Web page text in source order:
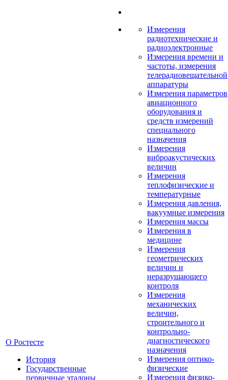
О Ростесте
История
Государственные
первичные эталоны
Измерения
радиотехнические и
радиоэлектронные
Измерения времени и
частоты, измерения
телерадиовещательной
аппаратуры
Измерения параметров
авиационного
оборудования и
средств измерений
специального
назначения
Измерения
виброакустических
величин
Измерения
теплофизические и
температурные
Измерения давления,
вакуумные измерения
Измерения массы
Измерения в
медицине
Измерения
геометрических
величин и
неразрушающего
контроля
Измерения
механических
величин,
строительного и
контрольно-
диагностического
назначения
Измерения оптико-
физические
Измерения физико-